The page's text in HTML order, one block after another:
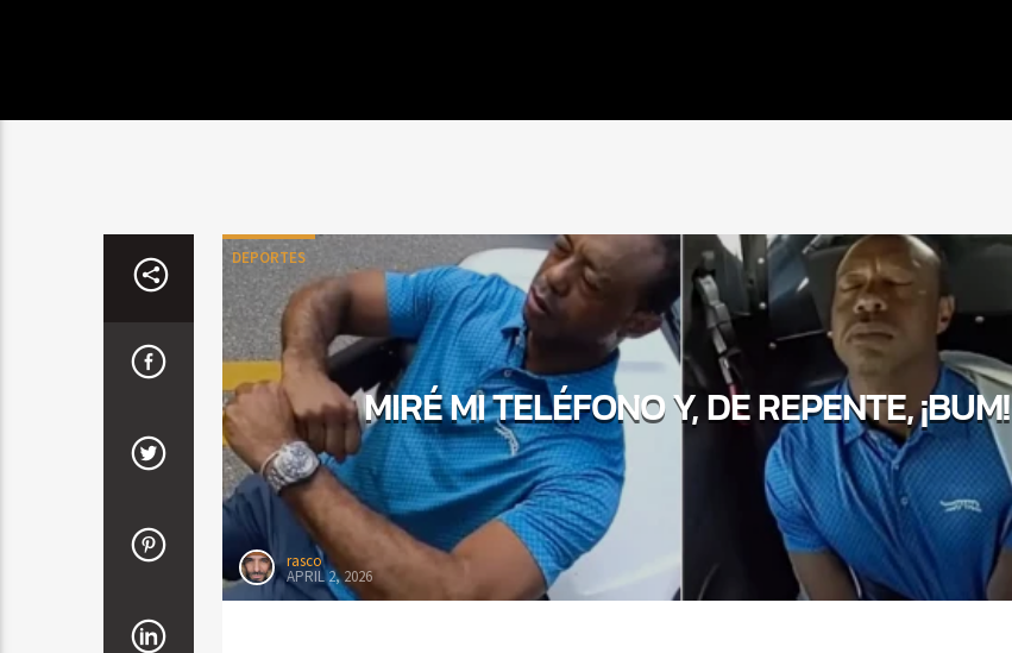
DEPORTES
MIRÉ MI TELÉFONO Y, DE REPENTE, ¡BUM!
rasco
APRIL 2, 2026